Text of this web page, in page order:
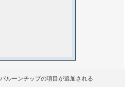
ルーンチップの項目が追加される